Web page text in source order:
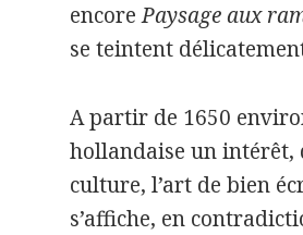
encorePaysage aux
se teintent
A partir de 1650
hollandaise un intérêt,
culture, l’art de bien
s’affiche, en